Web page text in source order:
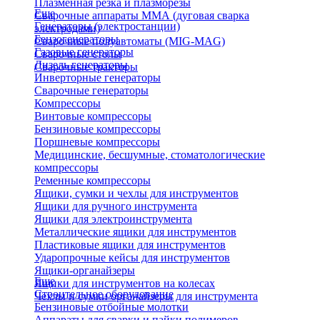
Плазменная резка и плазморезы
Сварочные аппараты ММА (дуговая сварка
электродами)
Сварочные полуавтоматы (MIG-MAG)
Сварочные столы
Сварочные тракторы
Еще
Генераторы (электростанции)
Бензогенераторы
Газовые генераторы
Дизель генераторы
Инверторные генераторы
Сварочные генераторы
Компрессоры
Винтовые компрессоры
Бензиновые компрессоры
Поршневые компрессоры
Медицинские, бесшумные, стоматологические
компрессоры
Ременные компрессоры
Ящики, сумки и чехлы для инструментов
Ящики для ручного инструмента
Ящики для электроинструмента
Металлические ящики для инструментов
Пластиковые ящики для инструментов
Ударопрочные кейсы для инструментов
Ящики-органайзеры
Ящики для инструментов на колесах
Чехлы и сумки органайзеры для инструмента
Еще
Строительное оборудование
Бензиновые отбойные молотки